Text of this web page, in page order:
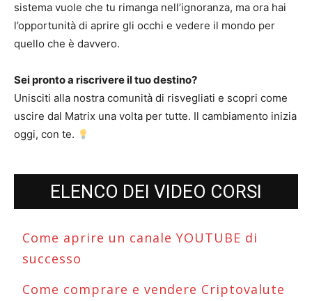
sistema vuole che tu rimanga nell’ignoranza, ma ora hai
l’opportunità di aprire gli occhi e vedere il mondo per
quello che è davvero.
Sei pronto a riscrivere il tuo destino?
Unisciti alla nostra comunità di risvegliati e scopri come
uscire dal Matrix una volta per tutte. Il cambiamento inizia
oggi, con te.
ELENCO DEI VIDEO CORSI
Come aprire un canale YOUTUBE di
successo
Come comprare e vendere Criptovalute